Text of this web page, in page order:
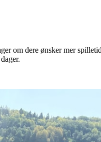
om dere ønsker mer